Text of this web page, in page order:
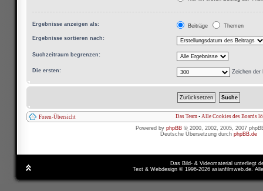
Ergebnisse anzeigen als: Beiträge Themen
Ergebnisse sortieren nach:
Suchzeitraum begrenzen:
Die ersten: Zeichen der
Foren-Übersicht Das Team • Alle Cookies des Boards
Powered by phpBB © 2000, 2002, 2005, 2007
Deutsche Übersetzung durch phpBB.de
Das Bild- & Videomaterial unterliegt
Text & Webdesign © 1996-2026 asianfilmweb.de.